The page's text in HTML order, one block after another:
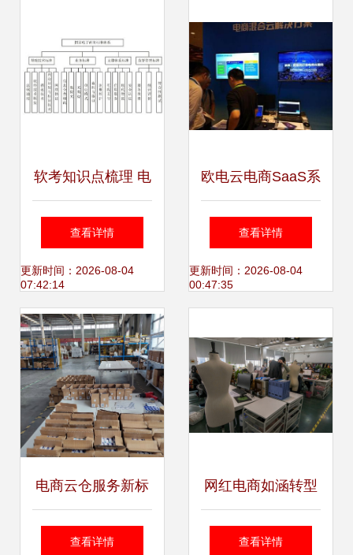
潮流
软考知识点梳理 电
子商务及相关概念
与技术服务
查看详情
更新时间：2026-08-04
07:42:14
欧电云电商SaaS系
统 助推浪潮打造互
联网云服务生态圈
查看详情
更新时间：2026-08-04
00:47:35
电商云仓服务新标
杆 立足广州，辐射
查看详情
网红电商如涵转型
经纪业务能否有效
查看详情